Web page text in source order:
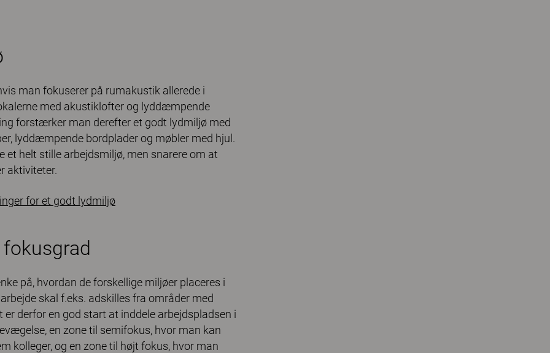
man fokuserer på rumakustik allerede i
med akustiklofter og lyddæmpende
forstærker man derefter et godt lydmiljø med
lyddæmpende bordplader og møbler med hjul.
et helt stille arbejdsmiljø, men snarere om at
aktiviteter.
for et godt lydmiljø
på, hvordan de forskellige miljøer placeres i
skal f.eks. adskilles fra områder med
derfor en god start at inddele arbejdspladsen i
en zone til semifokus, hvor man kan
kolleger, og en zone til højt fokus, hvor man